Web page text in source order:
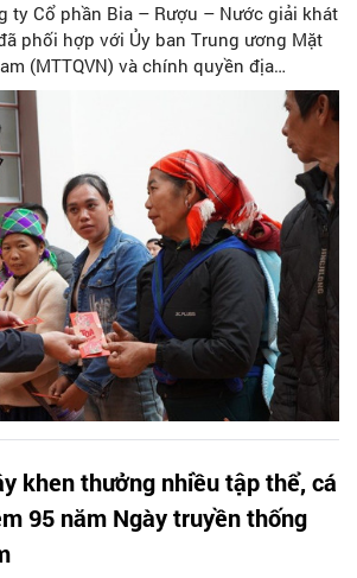
ty Cổ phần Bia – Rượu – Nước giải khát
phối hợp với Ủy ban Trung ương Mặt
(MTTQVN) và chính quyền địa
tổng cộng 900 phần quà mang thông
cho các hộ gia đình có hoàn cảnh
người đại diện cho sự lạc quan và ý
sống.
khen thưởng nhiều tập thể, cá
95 năm Ngày truyền thống